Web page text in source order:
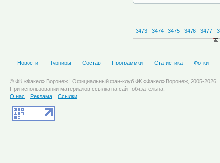
3473 3474 3475 3476 3477
Новости Турниры Состав Программки Статистика Фотки
© ФК «Факел» Воронеж | Официальный фан-клуб ФК «Факел» Воронеж, 2005-2026
При использовании материалов ссылка на сайт обязательна.
О нас
Реклама Ссылки